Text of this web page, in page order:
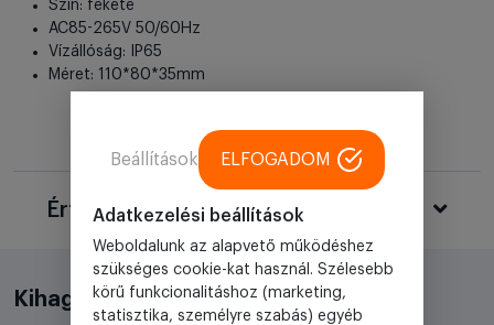
Szín: fekete
AC85-265V 50/60Hz
Vízállóság: IP65
Méret: 110*80*35mm
Értékelések
Kihagyhatatlan akciók
Adatkezelési beállítások
Weboldalunk az alapvető működéshez
szükséges cookie-kat használ. Szélesebb
körű funkcionalitáshoz (marketing,
statisztika, személyre szabás) egyéb
Beállítások ELFOGADOM